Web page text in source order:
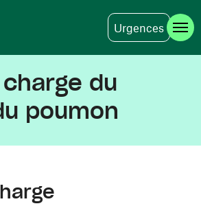
Urgences
du
poumon